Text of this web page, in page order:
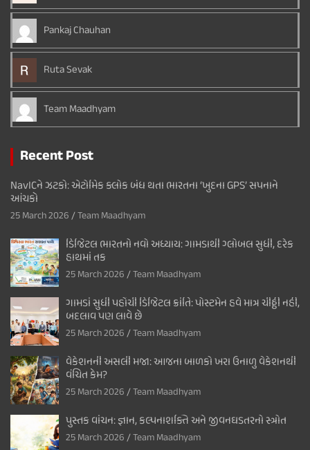
Pankaj Chauhan
Ruta Sevak
Team Maadhyam
Recent Post
NavICને ઝટકો: એટોમિક ક્લોક બંધ થતા ભારતના ‘ખુદના GPS’ સપનાને
આંચકો
25 March 2026 Team Maadhyam
ડિજિટલ ભારતનો નવો અધ્યાય: ગામડાથી ગ્લોબલ સુધી, દરેક
હાથમાં તક
25 March 2026 Team Maadhyam
ગામડાં સુધી પહોંચી ડિજિટલ ક્રાંતિ: પોસ્ટમેન હવે માત્ર ચીઠ્ઠી નહીં,
બદલાવ પણ લાવે છે
25 March 2026 Team Maadhyam
વેકેશનની અસલી મજા: આજના બાળકો ખરા ઉનાળુ વેકેશનથી
વંચિત કેમ?
25 March 2026 Team Maadhyam
પુસ્તક વાંચન: જ્ઞાન, કલ્પનાશક્તિ અને જીવનઘડતરનો સ્ત્રોત
25 March 2026 Team Maadhyam